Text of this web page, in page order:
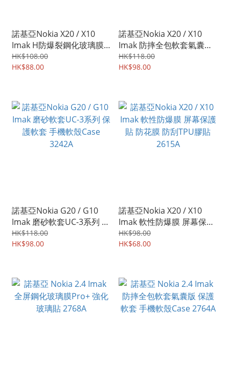
諾基亞Nokia X20 / X10
Imak H防爆裂鋼化玻璃膜
屏幕防爆保護貼 5110A
HK$108.00
HK$88.00
諾基亞Nokia X20 / X10
Imak 防摔全包軟套氣囊版
保護軟套 手機軟殼Case
3543A
HK$118.00
HK$98.00
諾基亞Nokia G20 / G10
Imak 磨砂軟套UC-3系列 保
護軟套 手機軟殼Case
3242A
HK$118.00
HK$98.00
諾基亞Nokia X20 / X10
Imak 軟性防爆膜 屏幕保護
貼 防花膜 防刮TPU膠貼
2615A
HK$98.00
HK$68.00